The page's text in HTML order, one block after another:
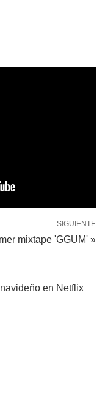
SIGUIENTE
mixtape 'GGUM' »
en Netflix